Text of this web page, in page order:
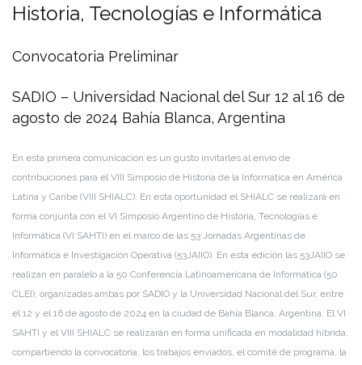
Historia, Tecnologías e Informática
Convocatoria Preliminar
SADIO – Universidad Nacional del Sur 12 al 16 de
agosto de 2024 Bahía Blanca, Argentina
En esta primera comunicación es un gusto invitarles al envío de
contribuciones para el VIII Simposio de Historia de la Informática en América
Latina y Caribe (VIII SHIALC). En esta oportunidad el SHIALC se realizará en
forma conjunta con el VI Simposio Argentino de Historia, Tecnologías e
Informática (VI SAHTI) en el marco de las 53 Jornadas Argentinas de
Informática e Investigación Operativa (53JAIIO). En esta edición las 53JAIIO se
realizan en paralelo a la 50 Conferencia Latinoamericana de Informática (50
CLEI), organizadas ambas por SADIO y la Universidad Nacional del Sur, entre
el 12 y el 16 de agosto de 2024 en la ciudad de Bahía Blanca, Argentina. El VI
SAHTI y el VIII SHIALC se realizarán en forma unificada en modalidad híbrida,
compartiendo la convocatoria, los trabajos enviados, el comité de programa, la